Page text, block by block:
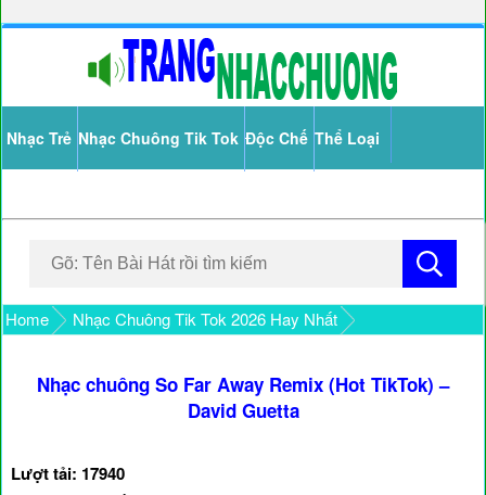
Nhạc Trẻ Nhạc Chuông Tik Tok Độc Chế Thể Loại
Home Nhạc Chuông Tik Tok 2026 Hay Nhất
Nhạc chuông So Far Away Remix (Hot TikTok) –
David Guetta
Lượt tải: 17940